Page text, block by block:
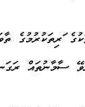
ފަރިތަކުރުމުގެ
ސާމާނުތައް